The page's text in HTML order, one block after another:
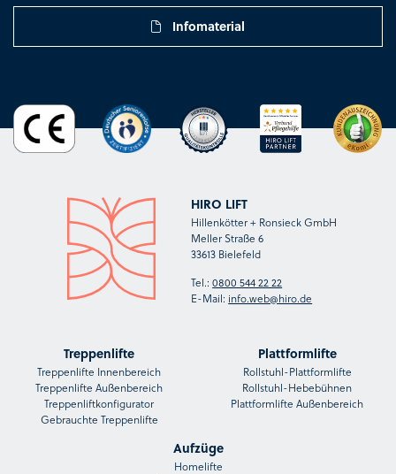
Infomaterial
HIRO LIFT
Hillenkötter + Ronsieck GmbH
Meller Straße 6
33613 Bielefeld
Tel.:0800 544 22 22
E-Mail: info.web@hiro.de
Treppenlifte
Treppenlifte Innenbereich
Treppenlifte Außenbereich
Treppenliftkonfigurator
Gebrauchte Treppenlifte
Plattformlifte
Rollstuhl-Plattformlifte
Rollstuhl-Hebebühnen
Plattformlifte Außenbereich
Aufzüge
Homelifte